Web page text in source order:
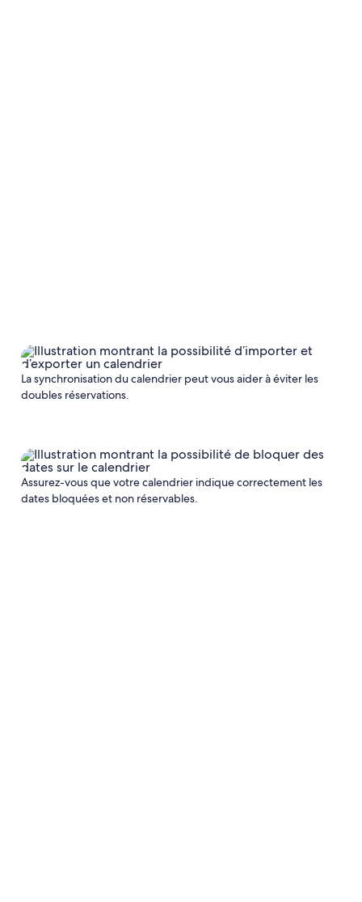
La synchronisation du calendrier peut vous aider à éviter les
doubles réservations.
Assurez-vous que votre calendrier indique correctement les
dates bloquées et non réservables.